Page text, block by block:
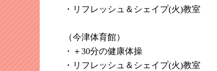
・リフレッシュ＆シェイプ(火)教室
（今津体育館）
・＋30分の健康体操
・リフレッシュ＆シェイプ(火)教室